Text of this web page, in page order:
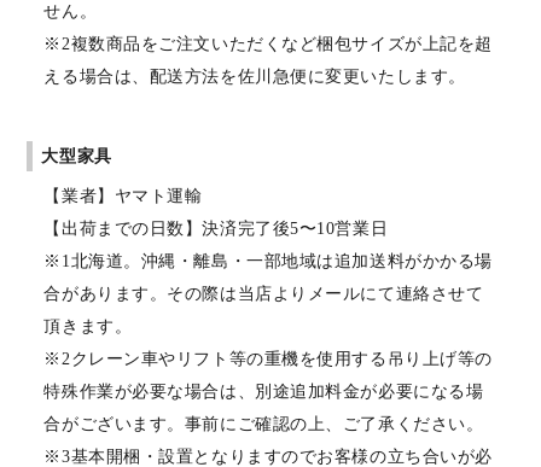
せん。
※2複数商品をご注文いただくなど梱包サイズが上記を超
える場合は、配送方法を佐川急便に変更いたします。
大型家具
【業者】ヤマト運輸
【出荷までの日数】決済完了後5〜10営業日
※1北海道。沖縄・離島・一部地域は追加送料がかかる場
合があります。その際は当店よりメールにて連絡させて
頂きます。
※2クレーン車やリフト等の重機を使用する吊り上げ等の
特殊作業が必要な場合は、別途追加料金が必要になる場
合がございます。事前にご確認の上、ご了承ください。
※3基本開梱・設置となりますのでお客様の立ち合いが必